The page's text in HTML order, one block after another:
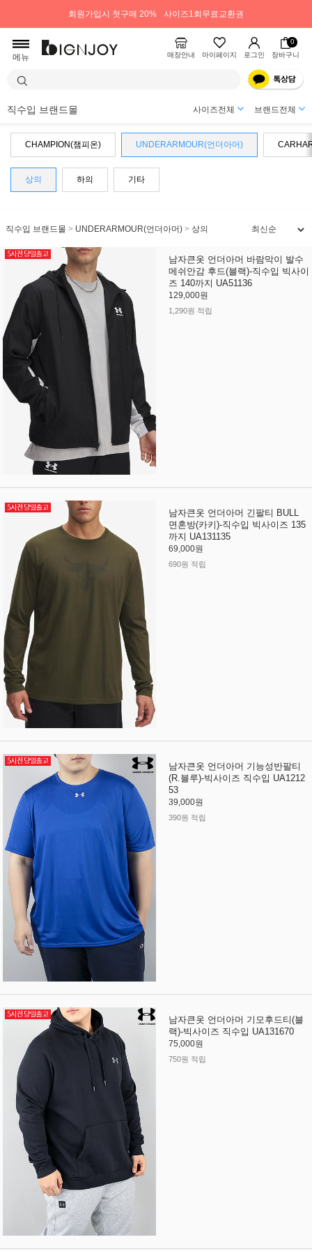
회원가입시 첫구매 20% 사이즈1회무료교환권
메뉴 매장안내 마이페이지 로그인
0
장바구니
직수입 브랜드몰 사이즈전체 브랜드전체
CHAMPION(챔피온) UNDERARMOUR(언더아머)
상의 하의 기타
직수입 브랜드몰 > UNDERARMOUR(언더아머) > 상의
남자큰옷 언더아머 바람막이 발수
메쉬안감 후드(블랙)-직수입 빅사이
즈 140까지 UA51136
129,000원
1,290원 적립
남자큰옷 언더아머 긴팔티 BULL
면혼방(카키)-직수입 빅사이즈 135
까지 UA131135
69,000원
690원 적립
남자큰옷 언더아머 기능성반팔티
(R.블루)-빅사이즈 직수입 UA1212
53
39,000원
390원 적립
남자큰옷 언더아머 기모후드티(블
랙)-빅사이즈 직수입 UA131670
75,000원
750원 적립